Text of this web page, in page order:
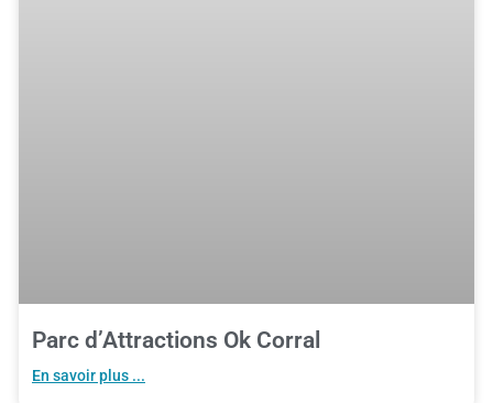
Parc d’Attractions Ok Corral
En savoir plus ...